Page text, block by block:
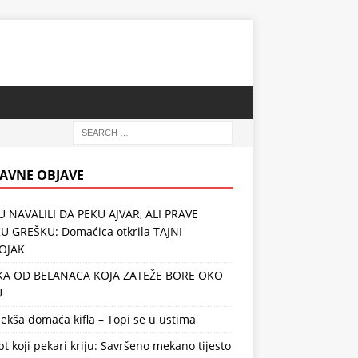
OBJAVE
NAVALILI DA PEKU AJVAR, ALI PRAVE
GREŠKU: Domaćica otkrila TAJNI
OD BELANACA KOJA ZATEŽE BORE OKO
domaća kifla – Topi se u ustima
koji pekari kriju: Savršeno mekano tijesto